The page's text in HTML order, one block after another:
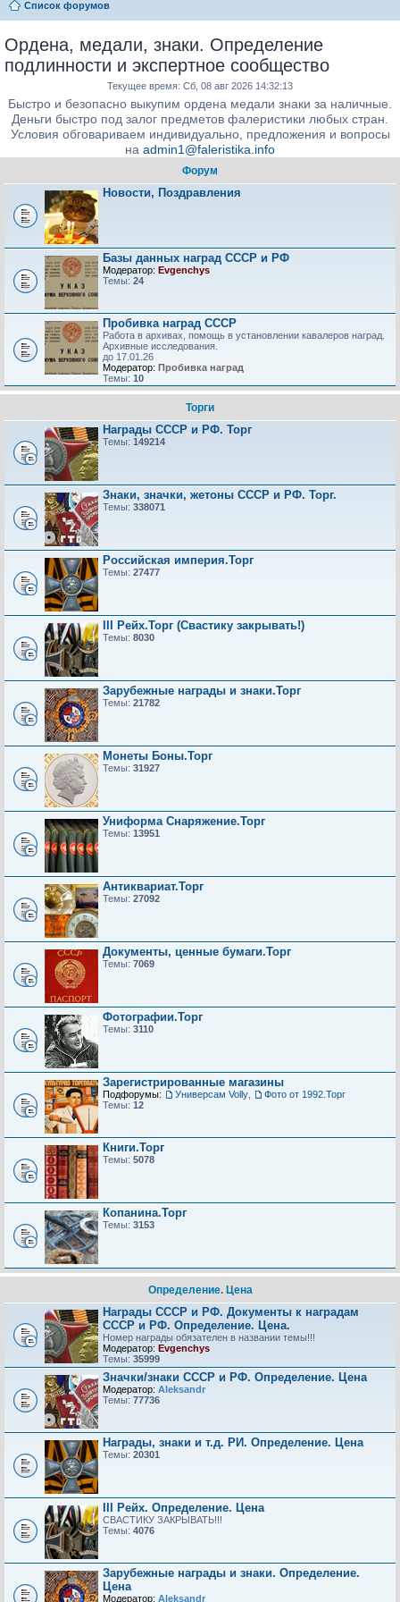
Список форумов
Ордена, медали, знаки. Определение
подлинности и экспертное сообщество
Текущее время: Сб, 08 авг 2026 14:32:13
Быстро и безопасно выкупим ордена медали знаки за наличные.
Деньги быстро под залог предметов фалеристики любых стран.
Условия обговариваем индивидуально, предложения и вопросы
на admin1@faleristika.info
Форум
Новости, Поздравления
Базы данных наград СССР и РФ
Модератор: Evgenchys
Темы: 24
Пробивка наград СССР
Работа в архивах, помощь в установлении кавалеров наград.
Архивные исследования.
до 17.01.26
Модератор: Пробивка наград
Темы: 10
Торги
Награды СССР и РФ. Торг
Темы: 149214
Знаки, значки, жетоны СССР и РФ. Торг.
Темы: 338071
Российская империя.Торг
Темы: 27477
III Рейх.Торг (Свастику закрывать!)
Темы: 8030
Зарубежные награды и знаки.Торг
Темы: 21782
Монеты Боны.Торг
Темы: 31927
Униформа Снаряжение.Торг
Темы: 13951
Антиквариат.Торг
Темы: 27092
Документы, ценные бумаги.Торг
Темы: 7069
Фотографии.Торг
Темы: 3110
Зарегистрированные магазины
Подфорумы: Универсам Volly
Фото от 1992.Торг
Темы: 12
Книги.Торг
Темы: 5078
Копанина.Торг
Темы: 3153
Определение. Цена
Награды СССР и РФ. Документы к наградам
СССР и РФ. Определение. Цена.
Номер награды обязателен в названии темы!!!
Модератор: Evgenchys
Темы: 35999
Значки/знаки СССР и РФ. Определение. Цена
Модератор: Aleksandr
Темы: 77736
Награды, знаки и т.д. РИ. Определение. Цена
Темы: 20301
III Рейх. Определение. Цена
СВАСТИКУ ЗАКРЫВАТЬ!!!
Темы: 4076
Зарубежные награды и знаки. Определение.
Цена
Модератор: Aleksandr